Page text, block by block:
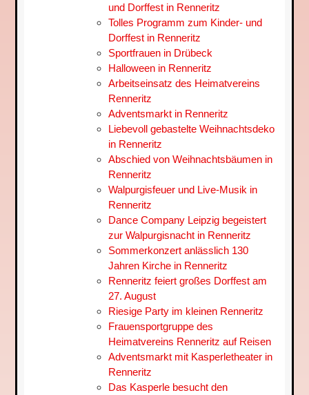
und Dorffest in Renneritz
Tolles Programm zum Kinder- und
Dorffest in Renneritz
Sportfrauen in Drübeck
Halloween in Renneritz
Arbeitseinsatz des Heimatvereins
Renneritz
Adventsmarkt in Renneritz
Liebevoll gebastelte Weihnachtsdeko
in Renneritz
Abschied von Weihnachtsbäumen in
Renneritz
Walpurgisfeuer und Live-Musik in
Renneritz
Dance Company Leipzig begeistert
zur Walpurgisnacht in Renneritz
Sommerkonzert anlässlich 130
Jahren Kirche in Renneritz
Renneritz feiert großes Dorffest am
27. August
Riesige Party im kleinen Renneritz
Frauensportgruppe des
Heimatvereins Renneritz auf Reisen
Adventsmarkt mit Kasperletheater in
Renneritz
Das Kasperle besucht den